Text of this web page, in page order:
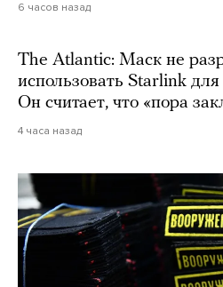
6 часов назад
The Atlantic: Маск не
использовать Starlink
Он считает, что «пора
4 часа назад